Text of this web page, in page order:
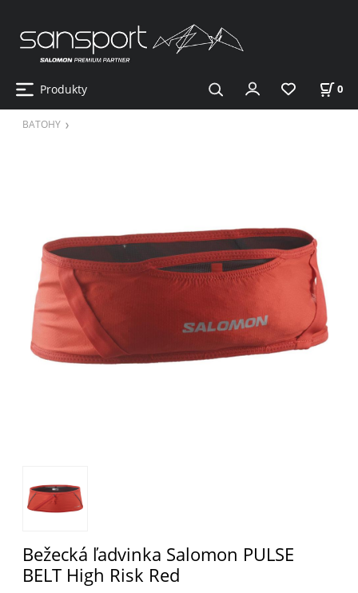
Produkty 0
BATOHY
Bežecká ľadvinka Salomon PULSE
BELT High Risk Red